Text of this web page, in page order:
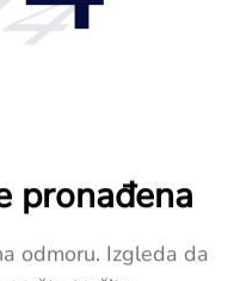
pronađena
odmoru. Izgleda da